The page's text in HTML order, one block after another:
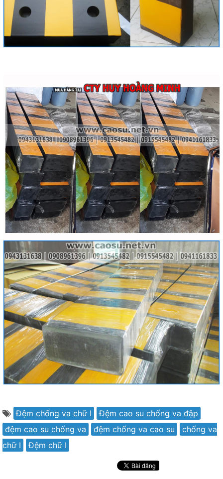
Đệm chống va chữ I
Đệm cao su chống va đập
đệm cao su chống va
đệm chống va cao su
chống va
chữ I
Đệm chữ I